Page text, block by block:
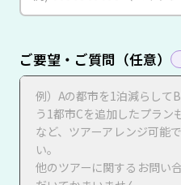
ご要望・ご質問（任意）